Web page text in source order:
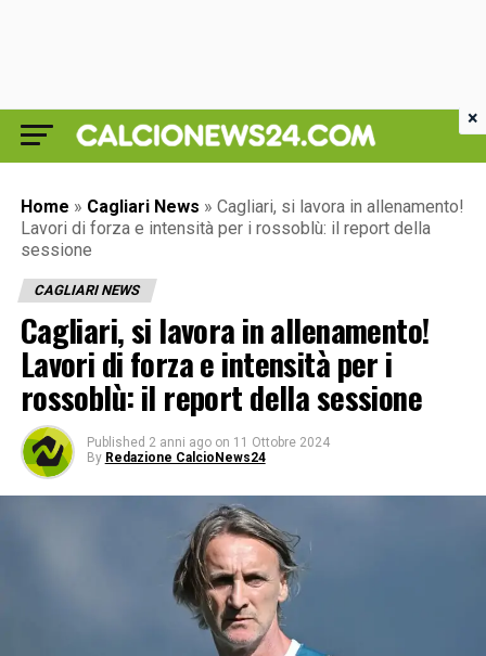
Home » Cagliari News » Cagliari, si lavora in allenamento!
Lavori di forza e intensità per i rossoblù: il report della
sessione
CAGLIARI NEWS
Cagliari, si lavora in allenamento!
Lavori di forza e intensità per i
rossoblù: il report della sessione
Published 2 anni ago on 11 Ottobre 2024
By Redazione CalcioNews24
×